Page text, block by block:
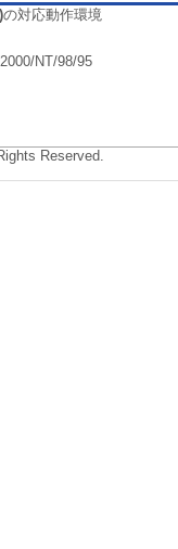
の対応動作環境
NT/98/95
Reserved.